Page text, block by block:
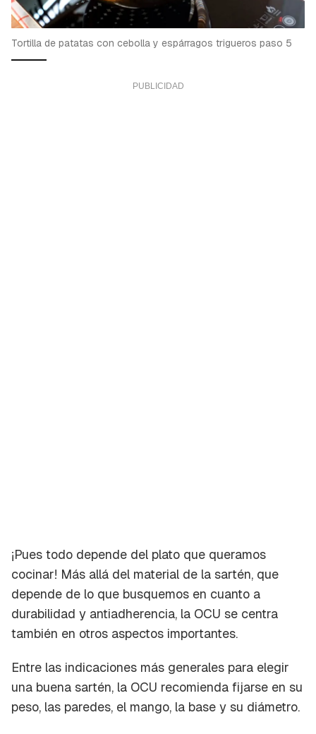
Tortilla de patatas con cebolla y espárragos trigueros paso 5
¡Pues todo depende del plato que queramos
cocinar! Más allá del material de la sartén, que
depende de lo que busquemos en cuanto a
durabilidad y antiadherencia, la OCU se centra
también en otros aspectos importantes.
Entre las indicaciones más generales para elegir
una buena sartén, la OCU recomienda fijarse en su
peso, las paredes, el mango, la base y su diámetro.